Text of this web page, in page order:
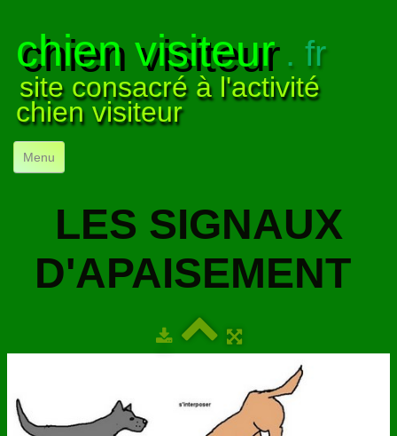
chien visiteur. fr
site consacré à l'activité
chien visiteur
Menu
▼
NOTRE ACTIVITÉ
ANNUAIRE
LES SIGNAUX
D'APAISEMENT